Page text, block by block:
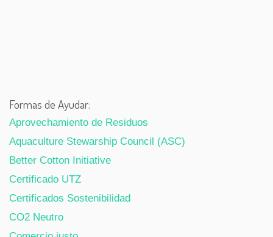
Formas de Ayudar:
Aprovechamiento de Residuos
Aquaculture Stewarship Council (ASC)
Better Cotton Initiative
Certificado UTZ
Certificados Sostenibilidad
CO2 Neutro